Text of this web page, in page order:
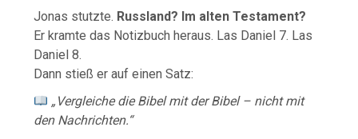
Jonas stutzte. Russland? Im alten Testament?
Er kramte das Notizbuch heraus. Las Daniel 7. Las
Daniel 8.
Dann stieß er auf einen Satz:
„Vergleiche die Bibel mit der Bibel – nicht mit
den Nachrichten.“